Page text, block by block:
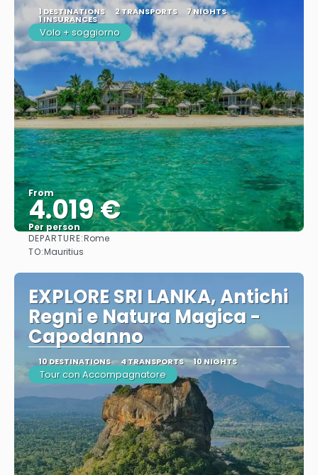
1 DESTINATIONS 2 TRANSPORTS 7 NIGHTS
1 INSURANCES
Volo + soggiorno
From
4.019 €
Per person
DEPARTURE:Rome
TO:Mauritius
EXPLORE SRI LANKA, Antichi
Regni e Natura Magica -
Capodanno
10 DESTINATIONS 4 TRANSPORTS 10 NIGHTS
Tour con Accompagnatore